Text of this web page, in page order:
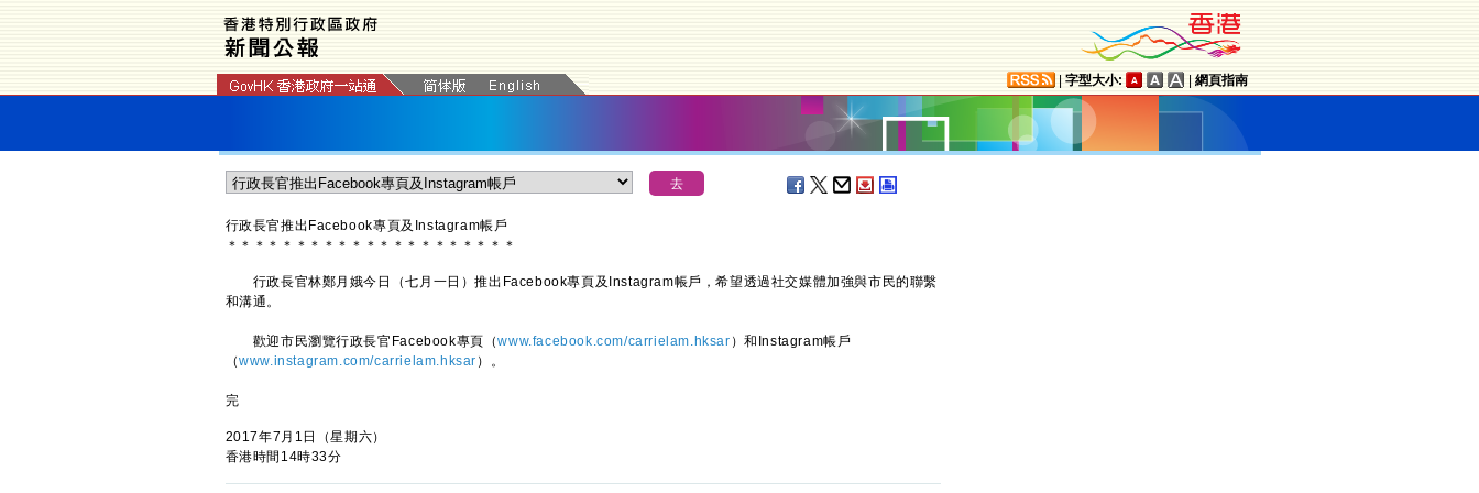
字型大小: 網頁指南
行政長官推出Facebook專頁及 Instagram帳戶
＊ ＊ ＊ ＊ ＊ ＊ ＊ ＊ ＊ ＊ ＊ ＊ ＊ ＊ ＊ ＊ ＊ ＊ ＊ ＊ ＊
行政長官林鄭月娥今日（七月一日）推出Facebook專頁及Instagram帳戶，希望透過社交媒體加強與市民的聯繫
和溝通。
歡迎市民瀏覽行政長官Facebook專頁（www.facebook.com/carrielam.hksar ）和Instagram帳戶
（www.instagram.com/carrielam.hksar ）。
完
2017年7月1日（星期六）
香港時間14時33分